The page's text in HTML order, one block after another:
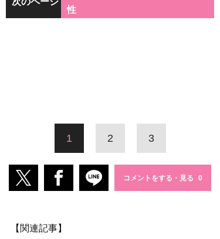
性
1 2 3
コメントをする・見る
【関連記事】